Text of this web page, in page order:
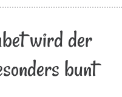
wird der
bunt